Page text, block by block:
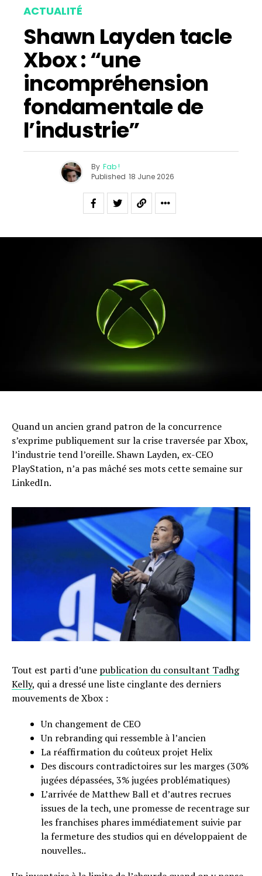
ACTUALITÉ
Shawn Layden tacle
Xbox : “une
incompréhension
fondamentale de
l’industrie”
By Fab !
Published 18 June 2026
Quand un ancien grand patron de la concurrence
s’exprime publiquement sur la crise traversée par Xbox,
l’industrie tend l’oreille. Shawn Layden, ex-CEO
PlayStation, n’a pas mâché ses mots cette semaine sur
LinkedIn.
Tout est parti d’une publication du consultant Tadhg
Kelly, qui a dressé une liste cinglante des derniers
mouvements de Xbox :
Un changement de CEO
Un rebranding qui ressemble à l’ancien
La réaffirmation du coûteux projet Helix
Des discours contradictoires sur les marges (30%
jugées dépassées, 3% jugées problématiques)
L’arrivée de Matthew Ball et d’autres recrues
issues de la tech, une promesse de recentrage sur
les franchises phares immédiatement suivie par
la fermeture des studios qui en développaient de
nouvelles..